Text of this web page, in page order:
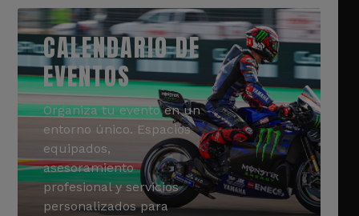
CALENDARIO DE
EVENTOS
Organiza tu evento en un
entorno único. Espacios
equipados,
asesoramiento
profesional y servicios
personalizados para